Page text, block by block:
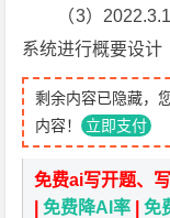
（3）
系统进行概要设计
剩余内容已隐藏，
内容！ 立即支付
免费ai写开题、
|免费降AI率 |免